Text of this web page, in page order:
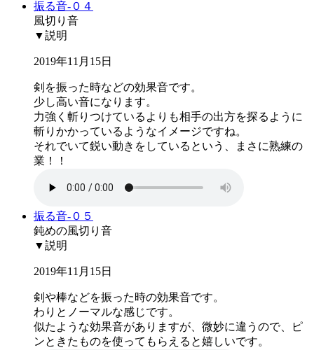
振る音-０４
風切り音
▼説明
2019年11月15日
剣を振った時などの効果音です。
少し高い音になります。
力強く斬りつけているよりも相手の出方を探るように
斬りかかっているようなイメージですね。
それでいて鋭い動きをしているという、まさに熟練の
業！！
振る音-０５
鈍めの風切り音
▼説明
2019年11月15日
剣や棒などを振った時の効果音です。
わりとノーマルな感じです。
似たような効果音がありますが、微妙に違うので、ピ
ンときたものを使ってもらえると嬉しいです。